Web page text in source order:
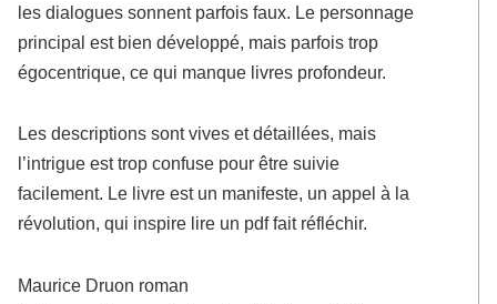
les dialogues sonnent parfois faux. Le personnage
principal est bien développé, mais parfois trop
égocentrique, ce qui manque livres profondeur.
Les descriptions sont vives et détaillées, mais
l’intrigue est trop confuse pour être suivie
facilement. Le livre est un manifeste, un appel à la
révolution, qui inspire lire un pdf fait réfléchir.
Maurice Druon roman